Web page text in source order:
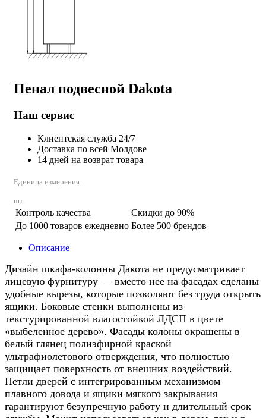
Пенал подвесной Dakota
Наш сервис
Клиентская служба 24/7
Доставка по всей Молдове
14 дней на возврат товара
Единица измерения:
шт.
Контроль качества
Скидки до 90%
До 1000 товаров ежедневно Более 500 брендов
Описание
Дизайн шкафа-колонны Дакота не предусматривает
лицевую фурнитуру — вместо нее на фасадах сделаны
удобные вырезы, которые позволяют без труда открыть
ящики. Боковые стенки выполнены из
текстурированной влагостойкой ЛДСП в цвете
«выбеленное дерево». Фасады колоны окрашены в
белый глянец полиэфирной краской
ультрафиолетового отверждения, что полностью
защищает поверхность от внешних воздействий.
Петли дверей с интегрированным механизмом
плавного довода и ящики мягкого закрывания
гарантируют безупречную работу и длительный срок